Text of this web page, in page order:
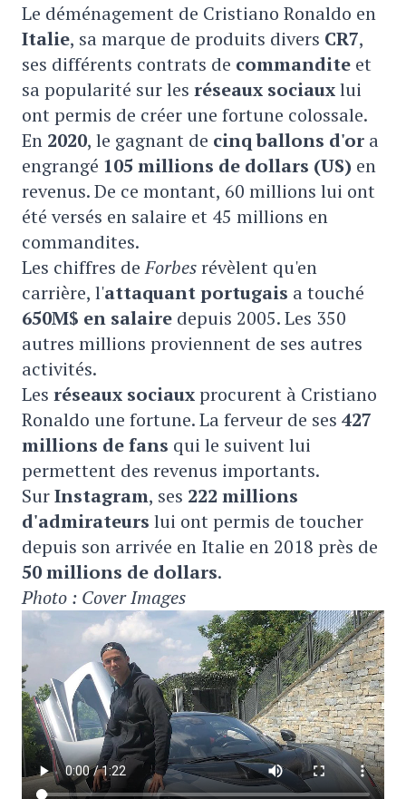
Le déménagement de Cristiano Ronaldo en
Italie, sa marque de produits divers CR7,
ses différents contrats de commandite et
sa popularité sur les réseaux sociauxlui
ont permis de créer une fortune colossale.
En 2020, le gagnant de cinq ballons d'or a
engrangé 105 millions de dollars (US) en
revenus. De ce montant, 60 millions lui ont
été versés en salaire et 45 millions en
commandites.
Les chiffres deForbesrévèlent qu'en
carrière, l'attaquant portugais a touché
650M$ en salaire depuis 2005. Les 350
autres millions proviennent de ses autres
activités.
Les réseaux sociauxprocurent à Cristiano
Ronaldo une fortune. La ferveur de ses 427
millions de fans qui le suivent lui
permettent des revenus importants.
SurInstagram, ses 222 millions
d'admirateurs lui ont permis de toucher
depuis son arrivée en Italie en 2018 près de
50 millions de dollars.
Photo : Cover Images